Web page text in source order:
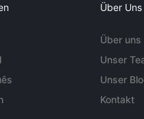
Über Uns
Über uns
Unser
Unser
Kontakt